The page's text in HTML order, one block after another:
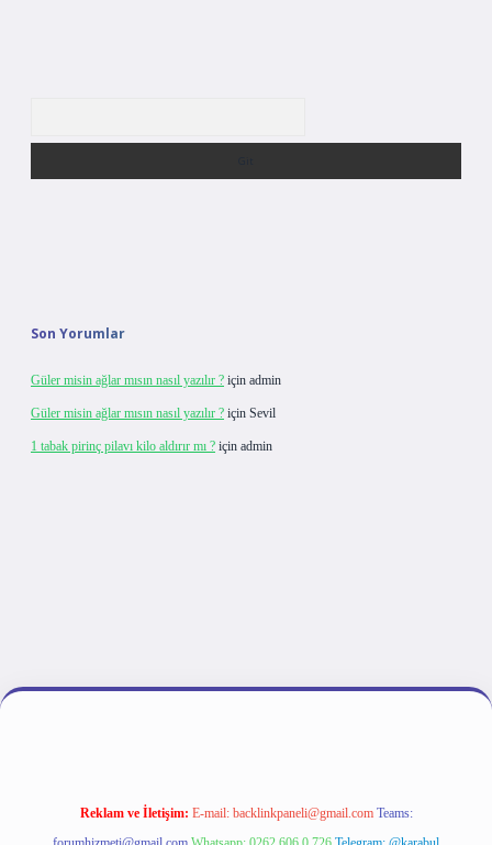
Son Yorumlar
Güler misin ağlar mısın nasıl yazılır ? için admin
Güler misin ağlar mısın nasıl yazılır ? için Sevil
1 tabak pirinç pilavı kilo aldırır mı ? için admin
giriş
Reklam ve İletişim: E-mail: backlinkpaneli@gmail.com Teams: